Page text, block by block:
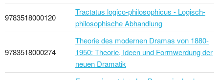
9783518000120
Tractatus logico-philosophicus - Logisch-
philosophische Abhandlung
9783518000274
Theorie des modernen Dramas von 1880-
1950: Theorie, Ideen und Formwerdung der
neuen Dramatik